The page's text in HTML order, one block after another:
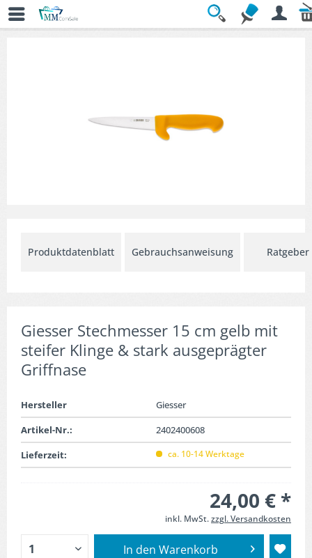
Übersicht
Produktdatenblatt Gebrauchsanweisung Ratgeber
Giesser Stechmesser 15 cm gelb mit
steifer Klinge & stark ausgeprägter
Griffnase
Hersteller
Giesser
Artikel-Nr.:
2402400608
Lieferzeit:
ca. 10-14 Werktage
24,00 € *
inkl. MwSt.zzgl. Versandkosten
In den Warenkorb